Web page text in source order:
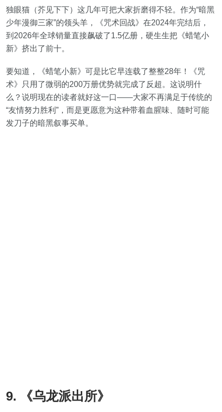
独眼猫（芥见下下）这几年可把大家折磨得不轻。作为“暗黑
少年漫御三家”的领头羊，《咒术回战》在2024年完结后，
到2026年全球销量直接飙破了1.5亿册，硬生生把《蜡笔小
新》挤出了前十。
要知道，《蜡笔小新》可是比它早连载了整整28年！《咒
术》只用了微弱的200万册优势就完成了反超。这说明什
么？说明现在的读者就好这一口——大家不再满足于传统的
“友情努力胜利”，而是更愿意为这种带着血腥味、随时可能
发刀子的暗黑叙事买单。
9. 《乌龙派出所》